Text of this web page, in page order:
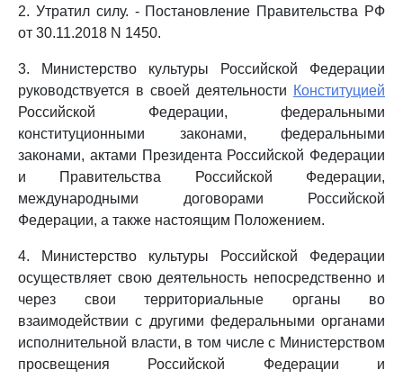
2. Утратил силу. - Постановление Правительства РФ
от 30.11.2018 N 1450.
3. Министерство культуры Российской Федерации
руководствуется в своей деятельности Конституцией
Российской Федерации, федеральными
конституционными законами, федеральными
законами, актами Президента Российской Федерации
и Правительства Российской Федерации,
международными договорами Российской
Федерации, а также настоящим Положением.
4. Министерство культуры Российской Федерации
осуществляет свою деятельность непосредственно и
через свои территориальные органы во
взаимодействии с другими федеральными органами
исполнительной власти, в том числе с Министерством
просвещения Российской Федерации и